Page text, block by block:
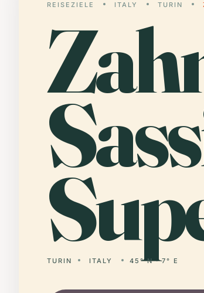
REISEZIELE ITALY TURIN
TURIN ITALY 45° N · 7° E